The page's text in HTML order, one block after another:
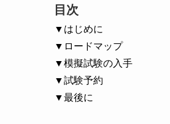
目次
▼はじめに
▼ロードマップ
▼模擬試験の入手
▼試験予約
▼最後に